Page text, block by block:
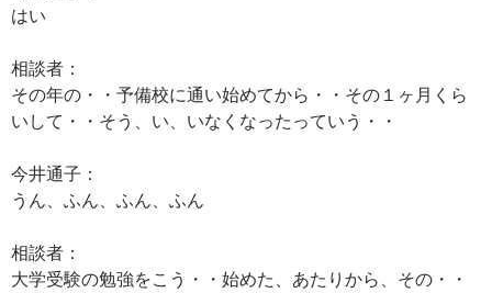
はい
相談者：
その年の・・予備校に通い始めてから・・その１ヶ月くら
いして・・そう、い、いなくなったっていう・・
今井通子：
うん、ふん、ふん、ふん
相談者：
大学受験の勉強をこう・・始めた、あたりから、その・・